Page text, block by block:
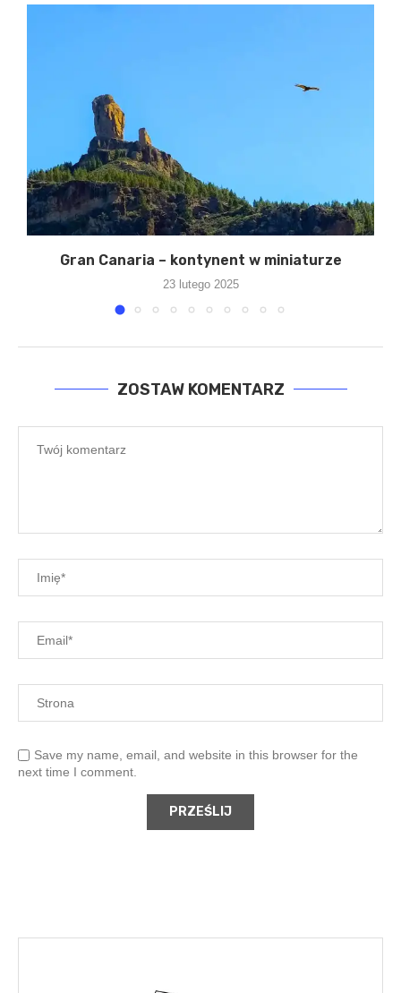
Gran Canaria – kontynent w miniaturze
23 lutego 2025
ZOSTAW KOMENTARZ
Save my name, email, and website in this browser for the
next time I comment.